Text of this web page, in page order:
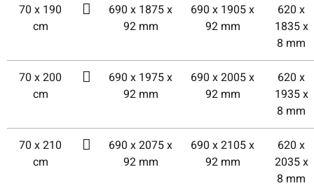
70 x 190
cm
690 x 1875 x
92 mm
690 x 1905 x
92 mm
620 x
1835 x
8 mm
70 x 200
cm
690 x 1975 x
92 mm
690 x 2005 x
92 mm
620 x
1935 x
8 mm
70 x 210
cm
690 x 2075 x
92 mm
690 x 2105 x
92 mm
620 x
2035 x
8 mm